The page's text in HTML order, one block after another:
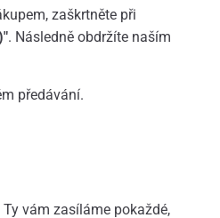
zaškrtněte při
. Následně obdržíte naším
předávání.
vám zasíláme pokaždé,